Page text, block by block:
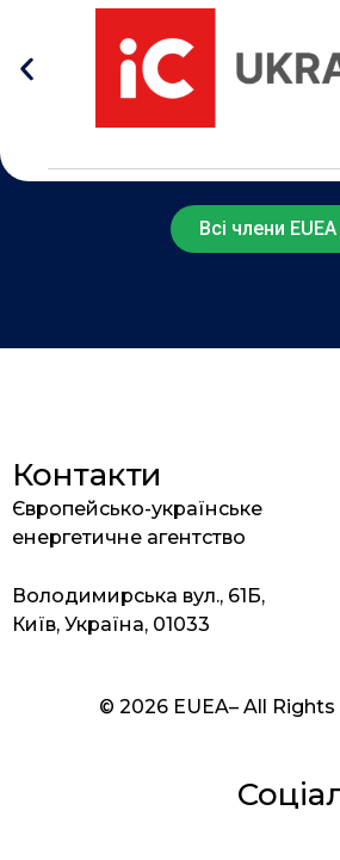
Всі члени EUEA
Контакти
Європейсько-українське
енергетичне агентство
Володимирська вул., 61Б,
Київ, Україна, 01033
© 2026 EUEA– All Rights